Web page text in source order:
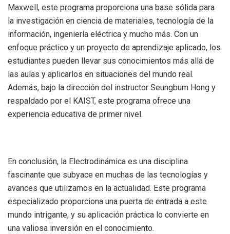
Maxwell, este programa proporciona una base sólida para
la investigación en ciencia de materiales, tecnología de la
información, ingeniería eléctrica y mucho más. Con un
enfoque práctico y un proyecto de aprendizaje aplicado, los
estudiantes pueden llevar sus conocimientos más allá de
las aulas y aplicarlos en situaciones del mundo real.
Además, bajo la dirección del instructor Seungbum Hong y
respaldado por el KAIST, este programa ofrece una
experiencia educativa de primer nivel.
En conclusión, la Electrodinámica es una disciplina
fascinante que subyace en muchas de las tecnologías y
avances que utilizamos en la actualidad. Este programa
especializado proporciona una puerta de entrada a este
mundo intrigante, y su aplicación práctica lo convierte en
una valiosa inversión en el conocimiento.